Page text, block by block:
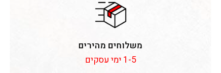
משלוחים מהירים
1-5 ימי עסקים